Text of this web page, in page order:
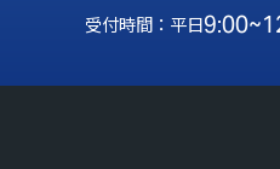
受付時間：平日